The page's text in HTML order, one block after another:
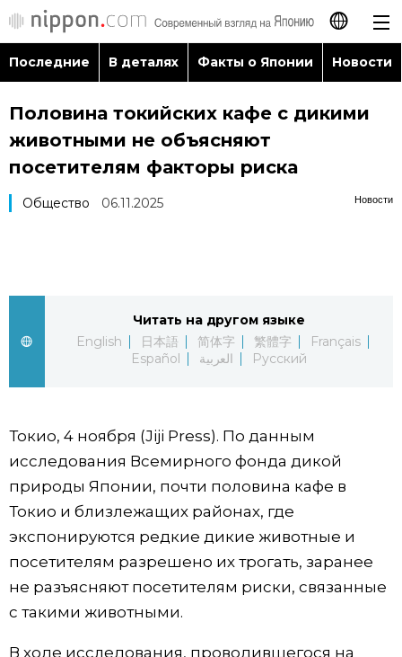
日本語
English
العربية
Последние
Фото/Видео
Разделы
Люди
Блог
Популярные статьи
Японский язык official SNS
Последние В деталях Факты о Японии Новости
Половина токийских кафе с дикими
животными не объясняют
посетителям факторы риска
Новости
Общество 06.11.2025
Читать на другом языке
English
日本語 简体字 繁體字
Français
Español
العربية Русский
Токио, 4 ноября (Jiji Press). По данным
исследования Всемирного фонда дикой
природы Японии, почти половина кафе в
Токио и близлежащих районах, где
экспонируются редкие дикие животные и
посетителям разрешено их трогать, заранее
не разъясняют посетителям риски, связанные
с такими животными.
В ходе исследования, проводившегося на